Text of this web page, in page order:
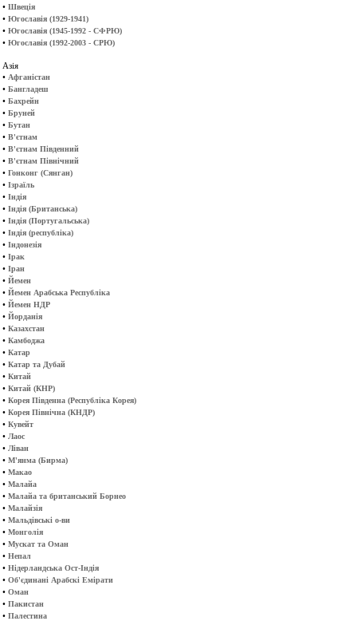
• Швеція
• Югославія (1929-1941)
• Югославія (1945-1992 - СФРЮ)
• Югославія (1992-2003 - СРЮ)
Азія
• Афганістан
• Бангладеш
• Бахрейн
• Бруней
• Бутан
• В'єтнам
• В'єтнам Південний
• В'єтнам Північний
• Гонконг (Сянган)
• Ізраїль
• Індія
• Індія (Британська)
• Індія (Португальська)
• Індія (республіка)
• Індонезія
• Ірак
• Іран
• Йемен
• Йемен Арабська Республіка
• Йемен НДР
• Йорданія
• Казахстан
• Камбоджа
• Катар
• Катар та Дубай
• Китай
• Китай (КНР)
• Корея Південна (Республіка Корея)
• Корея Північна (КНДР)
• Кувейт
• Лаос
• Ліван
• М'янма (Бирма)
• Макао
• Малайа
• Малайа та британський Борнео
• Малайзія
• Мальдівські о-ви
• Монголія
• Мускат та Оман
• Непал
• Нідерландська Ост-Індія
• Об'єдинані Арабскі Емірати
• Оман
• Пакистан
• Палестина